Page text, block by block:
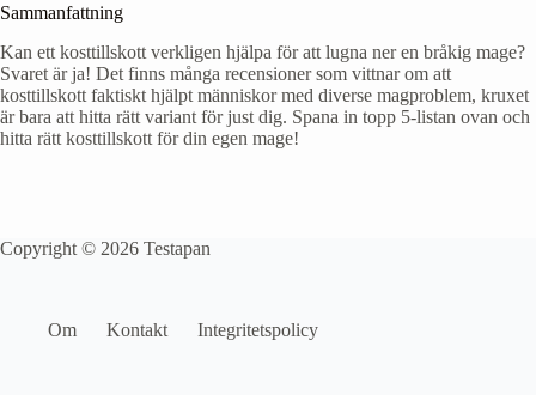
Sammanfattning
Kan ett kosttillskott verkligen hjälpa för att lugna ner en bråkig mage?
Svaret är ja! Det finns många recensioner som vittnar om att
kosttillskott faktiskt hjälpt människor med diverse magproblem, kruxet
är bara att hitta rätt variant för just dig. Spana in topp 5-listan ovan och
hitta rätt kosttillskott för din egen mage!
Copyright © 2026 Testapan
Om Kontakt Integritetspolicy